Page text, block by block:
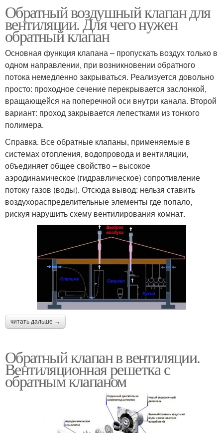
Обратный воздушный клапан для
вентиляции. Для чего нужен
обратный клапан
Основная функция клапана – пропускать воздух только в
одном направлении, при возникновении обратного
потока немедленно закрываться. Реализуется довольно
просто: проходное сечение перекрывается заслонкой,
вращающейся на поперечной оси внутри канала. Второй
вариант: проход закрывается лепестками из тонкого
полимера.
Справка. Все обратные клапаны, применяемые в
системах отопления, водопровода и вентиляции,
объединяет общее свойство – высокое
аэродинамическое (гидравлическое) сопротивление
потоку газов (воды). Отсюда вывод: нельзя ставить
воздухораспределительные элементы где попало,
рискуя нарушить схему вентилирования комнат.
читать дальше →
Обратный клапан в вентиляции.
Вентиляционная решетка с
обратным клапаном